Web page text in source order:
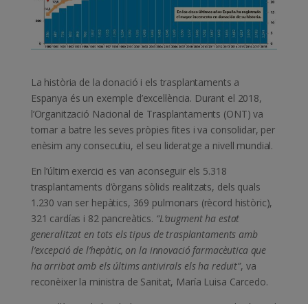
La història de la donació i els trasplantaments a
Espanya és un exemple d’excel·lència. Durant el 2018,
l’Organització Nacional de Trasplantaments (ONT) va
tornar a batre les seves pròpies fites i va consolidar, per
enèsim any consecutiu, el seu lideratge a nivell mundial.
En l’últim exercici es van aconseguir els 5.318
trasplantaments d’òrgans sòlids realitzats, dels quals
1.230 van ser hepàtics, 369 pulmonars (rècord històric),
321 cardías i 82 pancreàtics. “L’augment ha estat
generalitzat en tots els tipus de trasplantaments amb
l’excepció de l’hepàtic, on la innovació farmacèutica que
ha arribat amb els últims antivirals els ha reduït”, va
reconèixer la ministra de Sanitat, María Luisa Carcedo.